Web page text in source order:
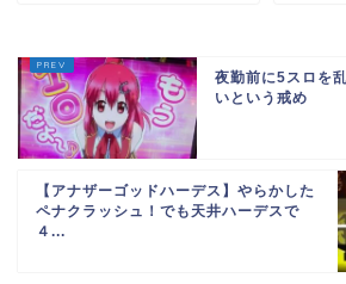
夜勤前に5スロを
いという戒め
【アナザーゴッドハーデス】やらかした
ペナクラッシュ！でも天井ハーデスで
４...